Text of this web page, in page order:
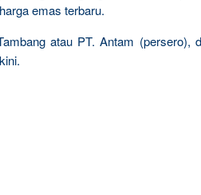
emas terbaru.
atau PT. Antam (persero),